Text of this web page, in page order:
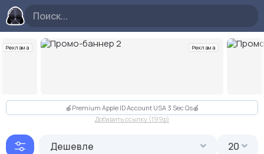
Реклама Реклама
Слайд 2 из 10
🍎Premium Apple ID Account USA 3 Sec Qs🍎
Добавить ссылку (199p)
Дешевле
20